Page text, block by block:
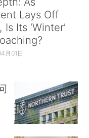
Lays Off
Is Its ‘Winter’
月01日